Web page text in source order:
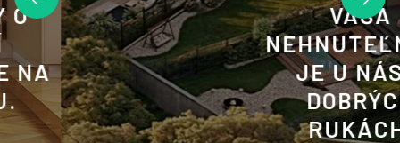
VAŠA
NEHNUTEĽNOSŤ
JE U NÁS V
DOBRÝCH
RUKÁCH.